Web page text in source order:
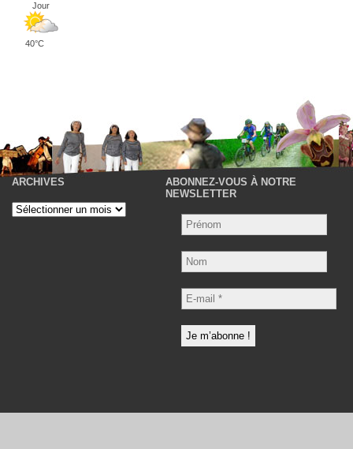
Jour
40°C
ARCHIVES
Archives
ABONNEZ-VOUS À NOTRE
NEWSLETTER
Nom
E-
mail
*